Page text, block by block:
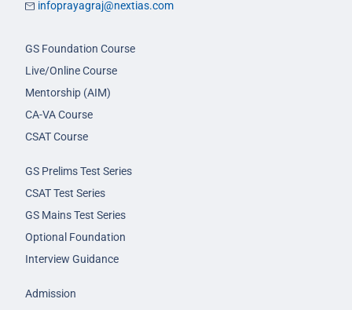
infoprayagraj@nextias.com
GS Foundation Course
Live/Online Course
Mentorship (AIM)
CA-VA Course
CSAT Course
GS Prelims Test Series
CSAT Test Series
GS Mains Test Series
Optional Foundation
Interview Guidance
Admission